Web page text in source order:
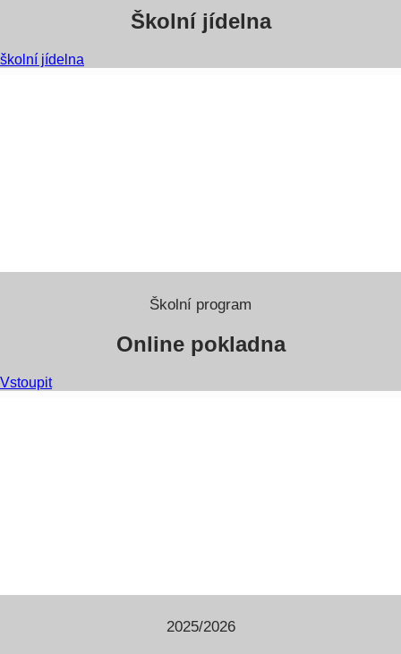
Školní jídelna
školní jídelna
Školní program
Online pokladna
Vstoupit
2025/2026